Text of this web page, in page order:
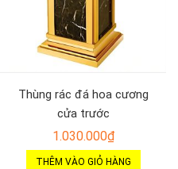
Thùng rác đá hoa cương
cửa trước
1.030.000₫
THÊM VÀO GIỎ HÀNG